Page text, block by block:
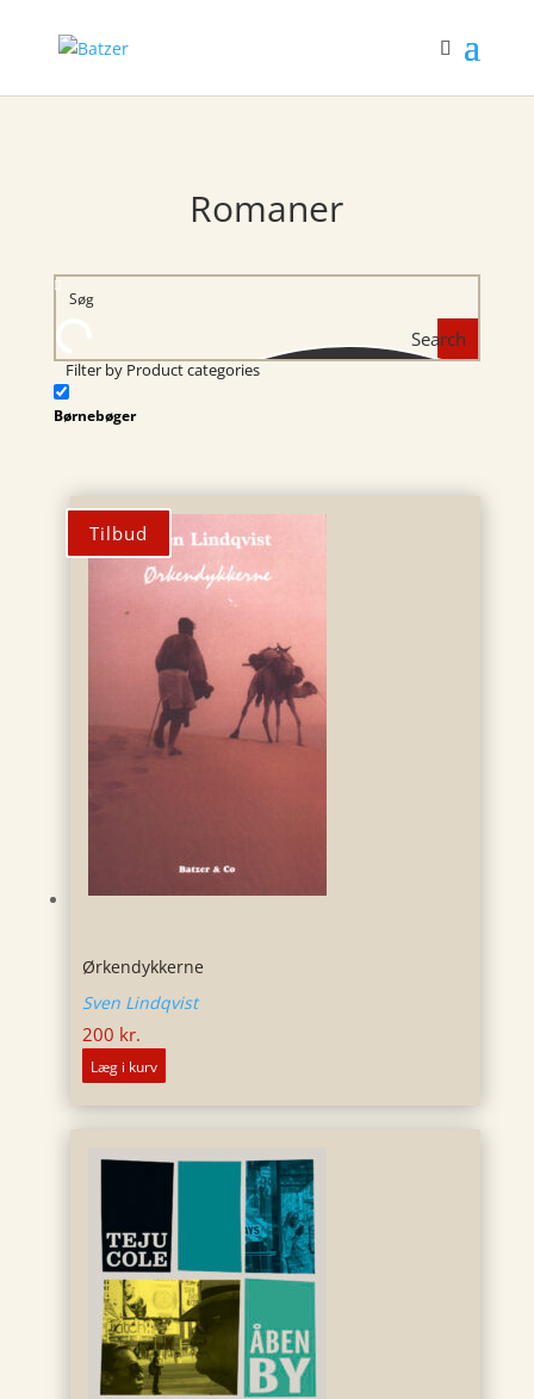
Romaner
Search
Filter by Product categories
Børnebøger
Ørkendykkerne
Sven Lindqvist
200 kr.
Læg i kurv
Tilbud
Tilbud